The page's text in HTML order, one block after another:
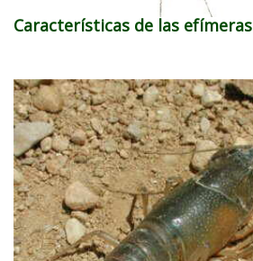
Características de las efímeras